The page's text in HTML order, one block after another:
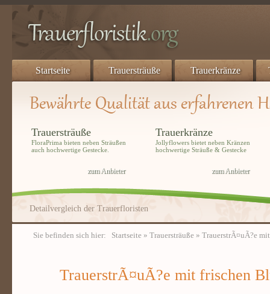
Startseite Trauersträuße Trauerkränze
Detailvergleich der Trauerfloristen
Trauersträuße
FloraPrima bieten neben Sträußen
auch hochwertige Gestecke.
zum Anbieter
Trauerkränze
Jollyflowers bietet neben Kränzen
hochwertige Sträuße & Gestecke
zum Anbieter
Sie befinden sich hier: Startseite » Trauersträuße » TrauerstrÃ¤uÃ?e
TrauerstrÃ¤uÃ?e mit frischen